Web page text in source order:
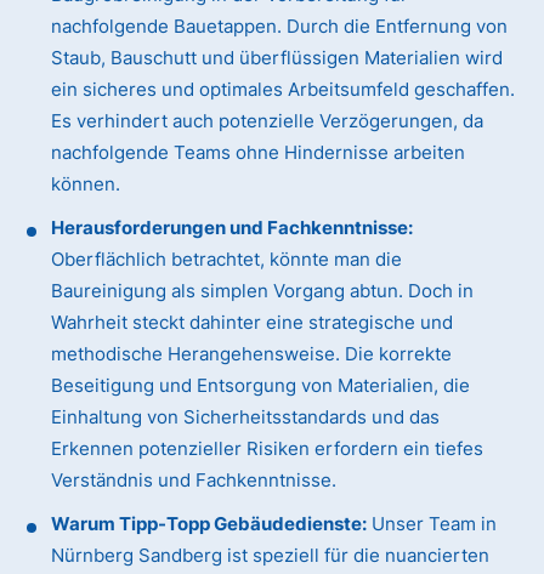
nachfolgende Bauetappen. Durch die Entfernung von
Staub, Bauschutt und überflüssigen Materialien wird
ein sicheres und optimales Arbeitsumfeld geschaffen.
Es verhindert auch potenzielle Verzögerungen, da
nachfolgende Teams ohne Hindernisse arbeiten
können.
Herausforderungen und Fachkenntnisse:
Oberflächlich betrachtet, könnte man die
Baureinigung als simplen Vorgang abtun. Doch in
Wahrheit steckt dahinter eine strategische und
methodische Herangehensweise. Die korrekte
Beseitigung und Entsorgung von Materialien, die
Einhaltung von Sicherheitsstandards und das
Erkennen potenzieller Risiken erfordern ein tiefes
Verständnis und Fachkenntnisse.
Warum Tipp-Topp Gebäudedienste: Unser Team in
Nürnberg Sandberg ist speziell für die nuancierten